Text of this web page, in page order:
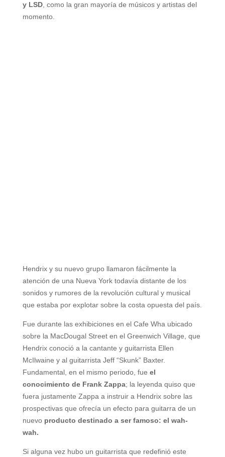
y LSD, como la gran mayoría de músicos y artistas del
momento.
Hendrix y su nuevo grupo llamaron fácilmente la
atención de una Nueva York todavía distante de los
sonidos y rumores de la revolución cultural y musical
que estaba por explotar sobre la costa opuesta del país.
Fue durante las exhibiciones en el Cafe Wha ubicado
sobre la MacDougal Street en el Greenwich Village, que
Hendrix conoció a la cantante y guitarrista Ellen
McIlwaine y al guitarrista Jeff “Skunk” Baxter.
Fundamental, en el mismo periodo, fue el
conocimiento de Frank Zappa; la leyenda quiso que
fuera justamente Zappa a instruir a Hendrix sobre las
prospectivas que ofrecía un efecto para guitarra de un
nuevo producto destinado a ser famoso: el wah-
wah.
Si alguna vez hubo un guitarrista que redefinió este